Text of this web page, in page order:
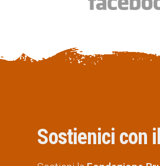
Sostienici con